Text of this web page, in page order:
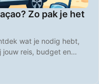
Zo pak je het
wat je nodig hebt,
reis, budget en